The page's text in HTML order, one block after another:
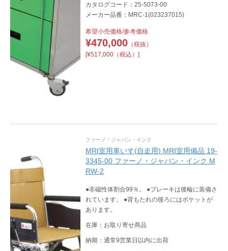
カタログコード：25-5073-00
メーカー品番：MRC-1(023237015)
希望小売価格/参考価格
¥470,000（税抜）
[¥517,000（税込）]
ファーノ・ジャパン・インク
MRI室用車いす(自走用) MRI室用備品 19-
3345-00 ファーノ・ジャパン・インク M
RW-2
●非磁性体割合99％。 ●ブレーキは後輪に装備さ
れています。 ●背もたれの後ろにはポケットが
あります。
在庫：お取り寄せ商品
納期：通常9営業日以内に出荷